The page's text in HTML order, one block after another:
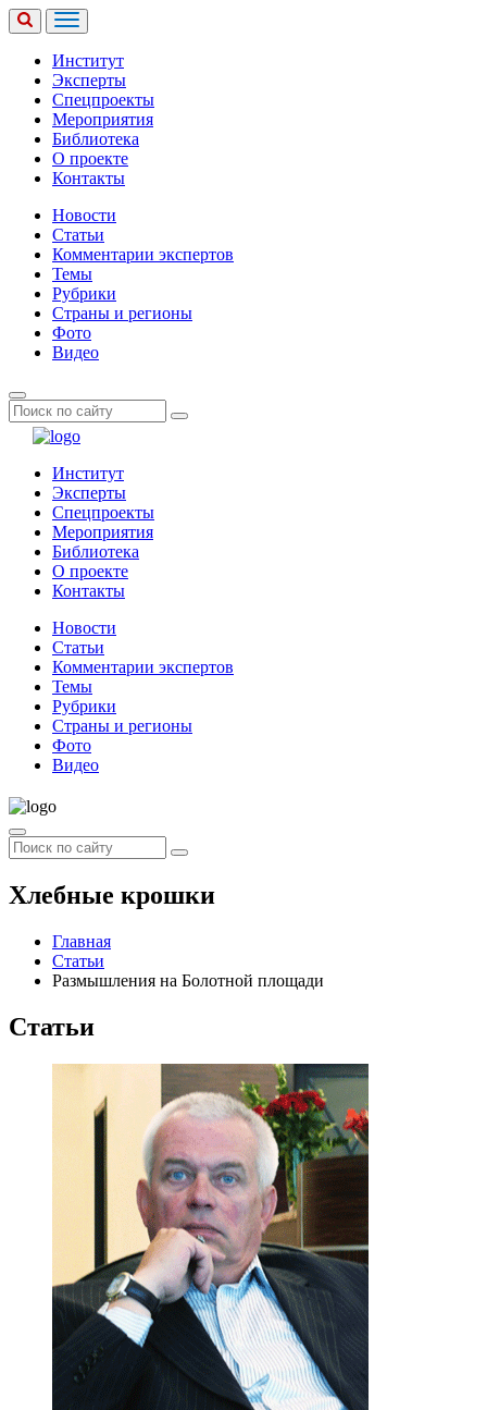
Институт
Эксперты
Спецпроекты
Мероприятия
Библиотека
О проекте
Контакты
Новости
Статьи
Комментарии экспертов
Темы
Рубрики
Страны и регионы
Фото
Видео
Институт
Эксперты
Спецпроекты
Мероприятия
Библиотека
О проекте
Контакты
Новости
Статьи
Комментарии экспертов
Темы
Рубрики
Страны и регионы
Фото
Видео
Хлебные крошки
Главная
Статьи
Размышления на Болотной площади
Статьи